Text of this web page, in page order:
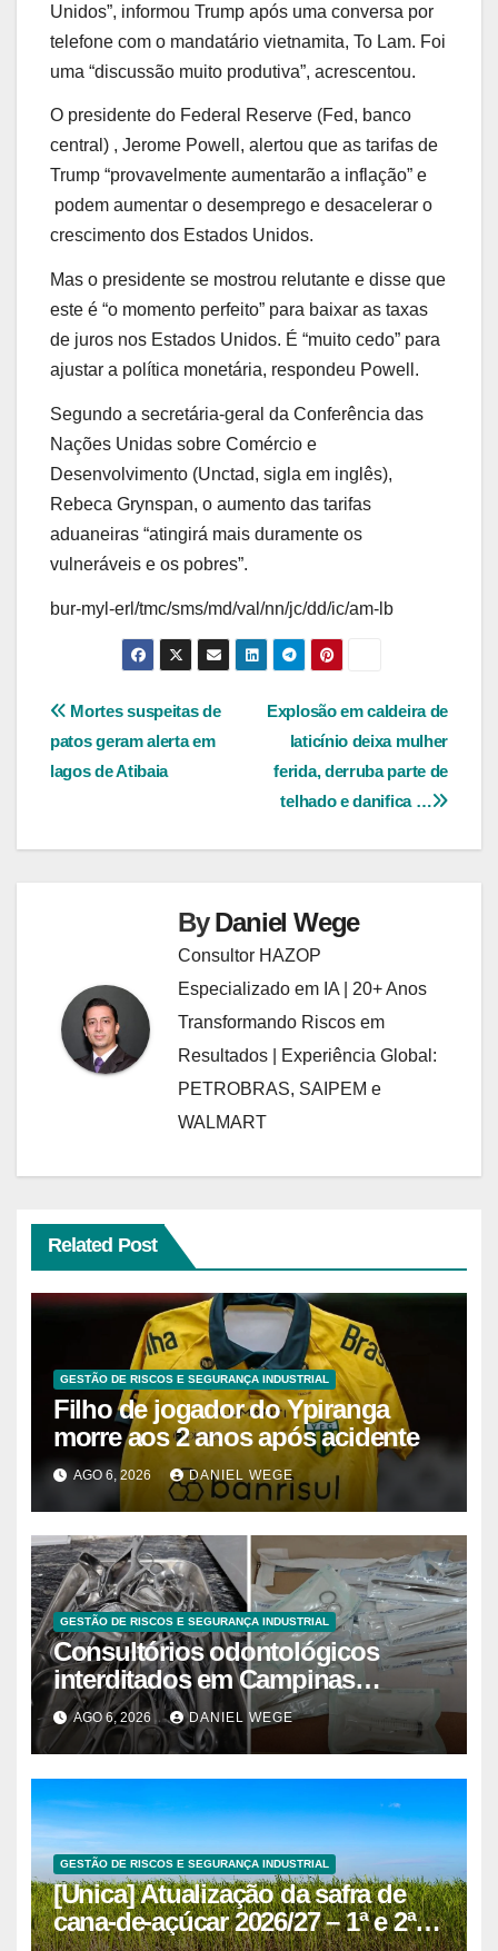
Unidos”, informou Trump após uma conversa por
telefone com o mandatário vietnamita, To Lam. Foi
uma “discussão muito produtiva”, acrescentou.
O presidente do Federal Reserve (Fed, banco
central) , Jerome Powell, alertou que as tarifas de
Trump “provavelmente aumentarão a inflação” e
podem aumentar o desemprego e desacelerar o
crescimento dos Estados Unidos.
Mas o presidente se mostrou relutante e disse que
este é “o momento perfeito” para baixar as taxas
de juros nos Estados Unidos. É “muito cedo” para
ajustar a política monetária, respondeu Powell.
Segundo a secretária-geral da Conferência das
Nações Unidas sobre Comércio e
Desenvolvimento (Unctad, sigla em inglês),
Rebeca Grynspan, o aumento das tarifas
aduaneiras “atingirá mais duramente os
vulneráveis e os pobres”.
bur-myl-erl/tmc/sms/md/val/nn/jc/dd/ic/am-lb
Navegação
de
Explosão em caldeira de
laticínio deixa mulher
ferida, derruba parte de
telhado e danifica …
Mortes suspeitas de
patos geram alerta em
lagos de Atibaia
ByDaniel Wege
Consultor HAZOP
Especializado em IA | 20+ Anos
Transformando Riscos em
Resultados | Experiência Global:
PETROBRAS, SAIPEM e
WALMART
Related Post
GESTÃO DE RISCOS E SEGURANÇA INDUSTRIAL
Filho de jogador do Ypiranga
morre aos 2 anos após acidente
AGO 6, 2026 DANIEL WEGE
GESTÃO DE RISCOS E SEGURANÇA INDUSTRIAL
Consultórios odontológicos
interditados em Campinas
superam 2025
AGO 6, 2026 DANIEL WEGE
GESTÃO DE RISCOS E SEGURANÇA INDUSTRIAL
[Unica] Atualização da safra de
cana-de-açúcar 2026/27 – 1ª e 2ª